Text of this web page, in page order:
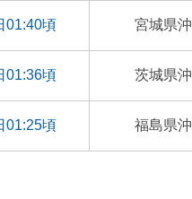
01:40頃 宮城県沖
01:36頃 茨城県沖
01:25頃 福島県沖